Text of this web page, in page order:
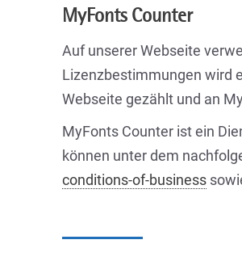
MyFonts Counter
Auf unserer Webseite
Lizenzbestimmungen wird
Webseite gezählt und an
MyFonts Counter ist ein
können unter dem
conditions-of-business